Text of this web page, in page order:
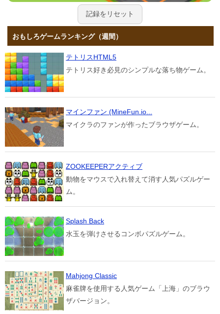
記録をリセット
おもしろゲームランキング（週間）
テトリスHTML5
テトリス好き必見のシンプルな落ち物ゲーム。
マインファン (MineFun.io...
マイクラのファンが作ったブラウザゲーム。
ZOOKEEPERアクティブ
動物をマウスで入れ替えて消す人気パズルゲー
ム。
Splash Back
水玉を弾けさせるコンボパズルゲーム。
Mahjong Classic
麻雀牌を使用する人気ゲーム「上海」のブラウ
ザバージョン。